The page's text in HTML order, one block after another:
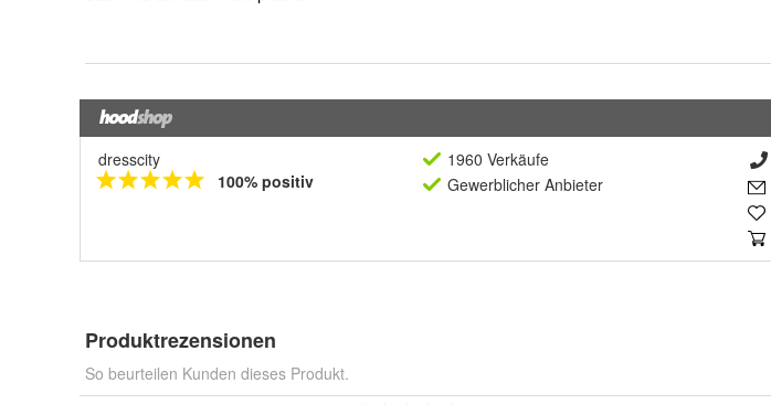
dresscity
100% positiv
1960 Verkäufe
Gewerblicher Anbieter
Produktrezensionen
So beurteilen Kunden dieses Produkt.